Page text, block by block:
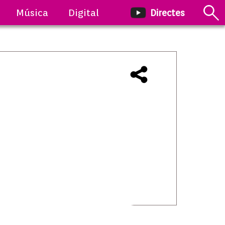
Música Digital Directes